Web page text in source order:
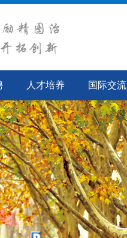
人才培养 国际交流